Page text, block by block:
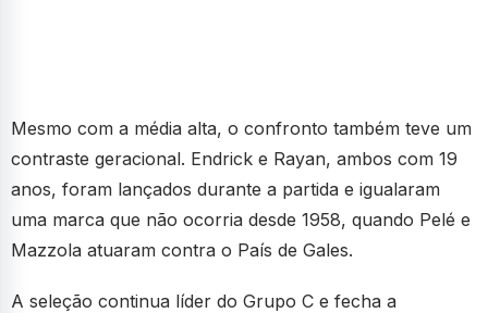
Mesmo com a média alta, o confronto também teve um
contraste geracional. Endrick e Rayan, ambos com 19
anos, foram lançados durante a partida e igualaram
uma marca que não ocorria desde 1958, quando Pelé e
Mazzola atuaram contra o País de Gales.
A seleção continua líder do Grupo C e fecha a